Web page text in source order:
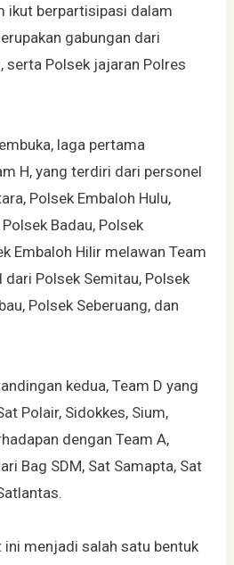
ikut berpartisipasi dalam
gabungan dari
serta Polsek jajaran Polres
laga pertama
H, yang terdiri dari personel
Polsek Embaloh Hulu,
Badau, Polsek
Embaloh Hilir melawan Team
dari Polsek Semitau, Polsek
Polsek Seberuang, dan
kedua, Team D yang
Polair, Sidokkes, Sium,
dengan Team A,
Bag SDM, Sat Samapta, Sat
menjadi salah satu bentuk